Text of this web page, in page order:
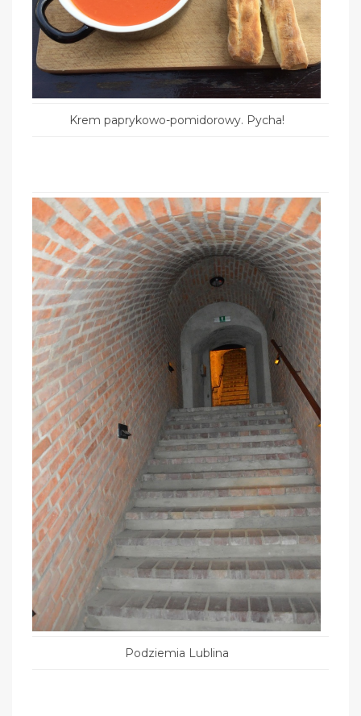
Krem paprykowo-pomidorowy. Pycha!
Podziemia Lublina